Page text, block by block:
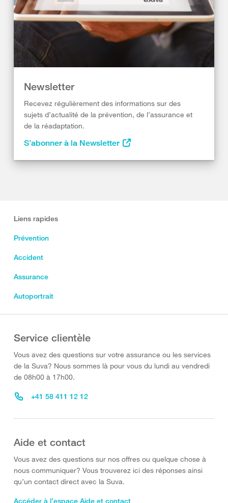
Newsletter
Recevez régulièrement des informations sur des
sujets d’actualité de la prévention, de l’assurance et
de la réadaptation.
S’abonner à la Newsletter
Liens rapides
Prévention
Accident
Assurance
Autoportrait
Service clientèle
Vous avez des questions sur votre assurance ou les services
de la Suva? Nous sommes là pour vous du lundi au vendredi
de 08h00 à 17h00.
+41 58 411 12 12
Aide et contact
Vous avez des questions sur nos offres ou quelque chose à
nous communiquer? Vous trouverez ici des réponses ainsi
qu’un contact direct avec la Suva.
Accéder à l’espace Aide et contact